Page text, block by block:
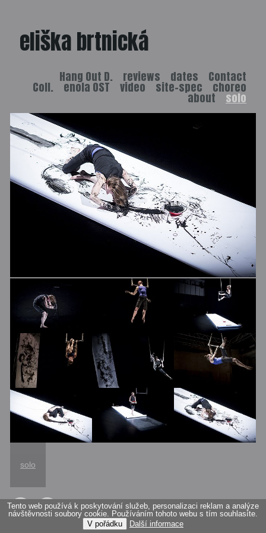
solo
eliška brtnická
Contact
dates
reviews
Hang Out D.
choreo
site-spec
video
enola OST
Coll.
solo
about
Tento web používá k poskytování služeb, personalizaci reklam a analýze
návštěvnosti soubory cookie. Používáním tohoto webu s tím souhlasíte.
V pořádku
Další informace